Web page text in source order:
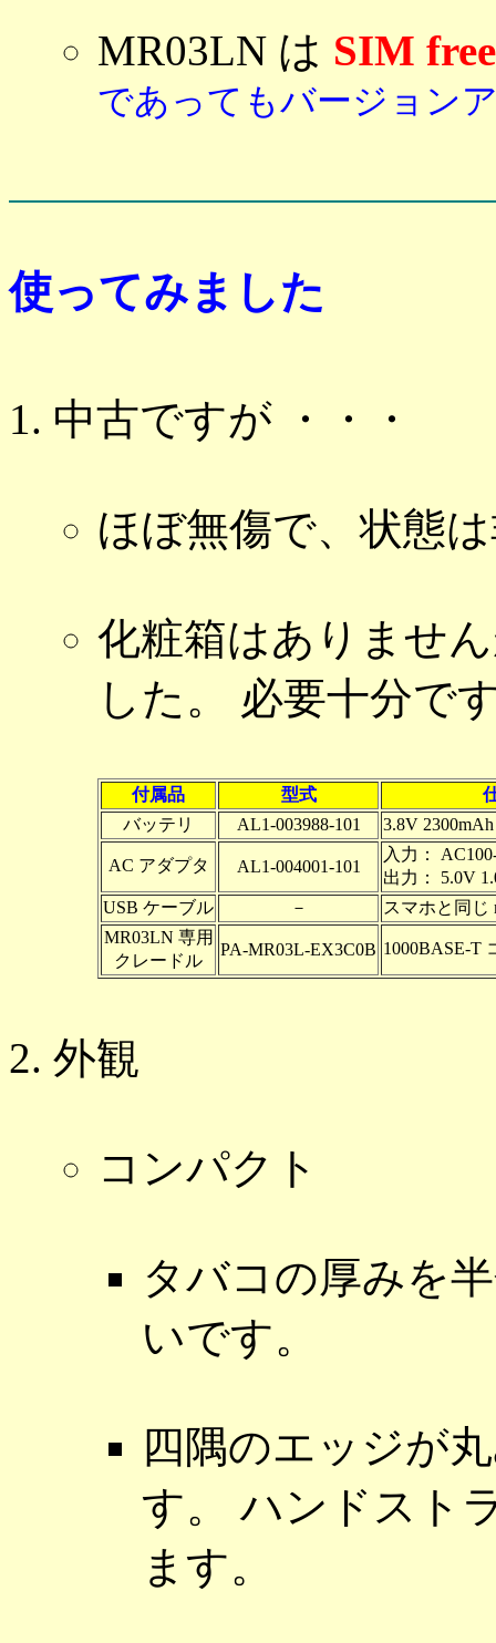
MR03LN は SIM free
であってもバージョン
使ってみました
中古ですが ・・・
ほぼ無傷で、状態
化粧箱はありませ
した。 必要十分で
付属品 型式
バッテリ
AL1-003988-101 3.8V 2300mAh
AC アダプタ AL1-004001-101
入力：
出力： 5.0V
USB ケーブル
－
スマホと同じ
MR03LN 専用
クレードル
PA-MR03L-EX3C0B 1000BASE-T
外観
コンパクト
タバコの厚みを
いです。
四隅のエッジが
す。 ハンドスト
ます。